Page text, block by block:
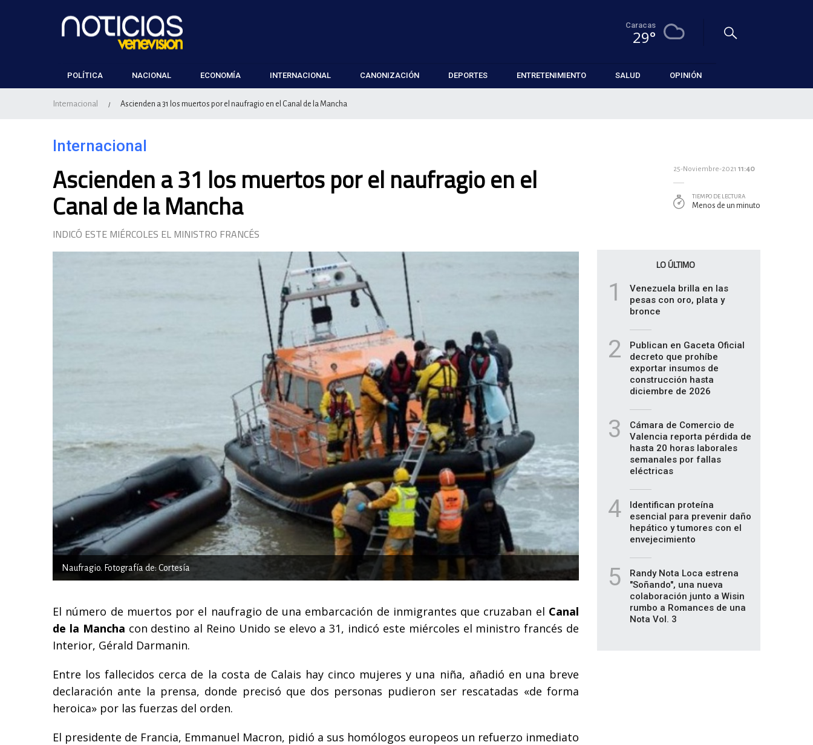
Caracas
29°
POLÍTICA NACIONAL ECONOMÍA INTERNACIONAL CANONIZACIÓN DEPORTES ENTRETENIMIENTO SALUD OPINIÓN
Internacional / Ascienden a 31 los muertos por el naufragio en el Canal de la Mancha
Internacional
Ascienden a 31 los muertos por el naufragio en el
Canal de la Mancha
INDICÓ ESTE MIÉRCOLES EL MINISTRO FRANCÉS
Naufragio. Fotografía de: Cortesía
El número de muertos por el naufragio de una embarcación de inmigrantes que cruzaban el Canal
de la Mancha con destino al Reino Unido se elevo a 31, indicó este miércoles el ministro francés de
Interior, Gérald Darmanin.
Entre los fallecidos cerca de la costa de Calais hay cinco mujeres y una niña, añadió en una breve
declaración ante la prensa, donde precisó que dos personas pudieron ser rescatadas «de forma
heroica» por las fuerzas del orden.
El presidente de Francia, Emmanuel Macron, pidió a sus homólogos europeos un refuerzo inmediato
25-Noviembre-2021 11:40
TIEMPO DE LECTURA
Menos de un minuto
LO ÚLTIMO
1
Venezuela brilla en las
pesas con oro, plata y
bronce
2
Publican en Gaceta Oficial
decreto que prohíbe
exportar insumos de
construcción hasta
diciembre de 2026
3
Cámara de Comercio de
Valencia reporta pérdida de
hasta 20 horas laborales
semanales por fallas
eléctricas
4
Identifican proteína
esencial para prevenir daño
hepático y tumores con el
envejecimiento
5
Randy Nota Loca estrena
"Soñando", una nueva
colaboración junto a Wisin
rumbo a Romances de una
Nota Vol. 3